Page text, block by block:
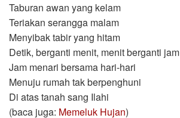
Taburan awan yang kelam
Teriakan serangga malam
Menyibak tabir yang hitam
Detik, berganti menit, menit berganti jam
Jam menari bersama hari-hari
Menuju rumah tak berpenghuni
Di atas tanah sang Ilahi
(baca juga: Memeluk Hujan)